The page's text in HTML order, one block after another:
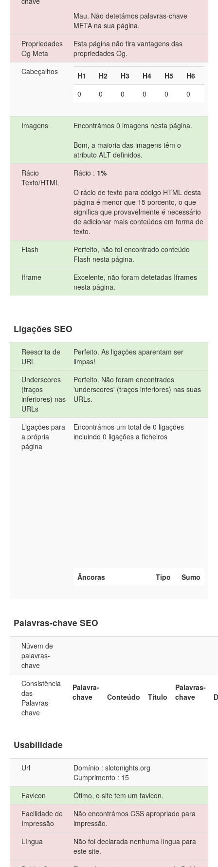
Mau. Não detetámos palavras-chave
META na sua página.
Propriedades
Og Meta
Esta página não tira vantagens das
propriedades Og.
Cabeçalhos
H1 H2 H3 H4 H5
H6
0
0 0 0 0 0
Imagens
Encontrámos 0 imagens nesta página.
Bom, a maioria das imagens têm o
atributo ALT definidos.
Rácio
Texto/HTML
Rácio : 1%
O rácio de texto para código HTML desta
página é menor que 15 porcento, o que
significa que provavelmente é necessário
de adicionar mais conteúdos em forma de
texto.
Flash
Perfeito, não foi encontrado conteúdo
Flash nesta página.
Iframe
Excelente, não foram detetadas Iframes
nesta página.
Ligações SEO
Reescrita de
URL
Perfeito. As ligações aparentam ser
limpas!
Underscores
(traços
inferiores) nas
URLs
Perfeito. Não foram encontrados
'underscores' (traços inferiores) nas suas
URLs.
Ligações para
a própria
página
Encontrámos um total de 0 ligações
incluindo 0 ligações a ficheiros
Âncoras Tipo Sumo
Palavras-chave SEO
Núvem de
palavras-
chave
Consistência
das
Palavras-
chave
Palavra-
chave
Conteúdo Título
Palavras-
chave
Usabilidade
Url
Domínio : slotonights.org
Cumprimento : 15
Favicon
Ótimo, o site tem um favicon.
Facilidade de
Impressão
Não encontrámos CSS apropriado para
impressão.
Língua
Não foi declarada nenhuma língua para
este site.